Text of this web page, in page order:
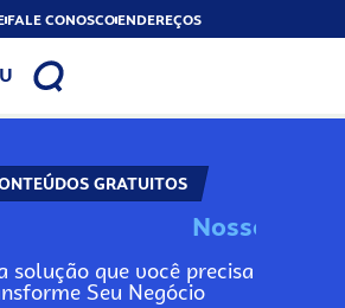
FALE CONOSCOENDEREÇOS
GRATUITOS
Nosso
solução que você precisa
Seu Negócio